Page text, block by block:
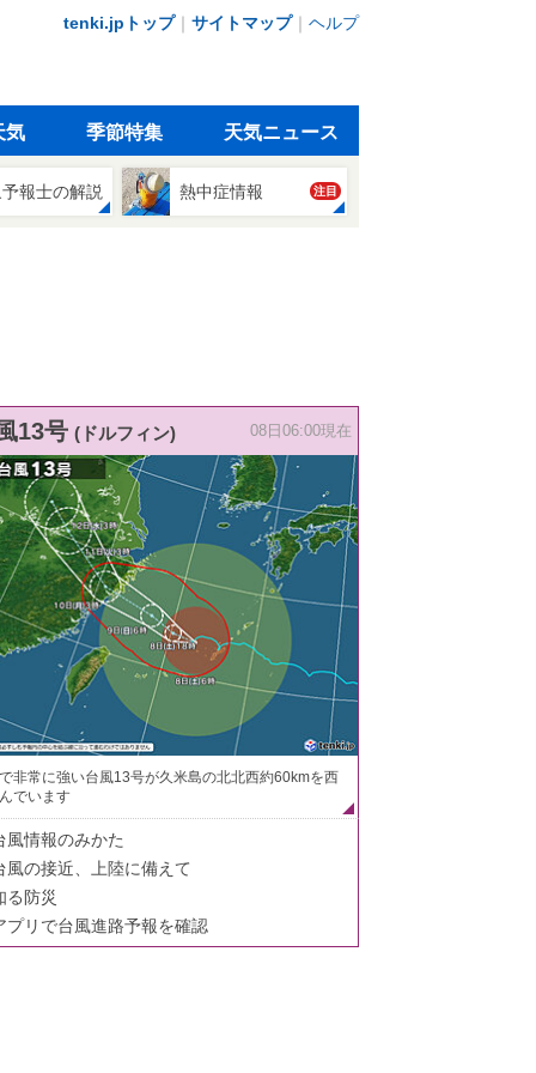
tenki.jpトップ｜ サイトマップ｜ ヘルプ
気 季節特集 天気ニュース
報士の解説 熱中症情報 注目
13号 (ドルフィン) 08日06:00現在
非常に強い台風13号が久米島の北北西約60kmを西
でいます
風情報のみかた
風の接近、上陸に備えて
る防災
プリで台風進路予報を確認